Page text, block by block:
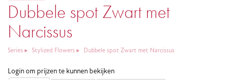
Dubbele spot Zwart met
Narcissus
Series Stylized Flowers Dubbele spot Zwart met Narcissus
Login om prijzen te kunnen bekijken